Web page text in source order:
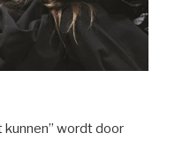
kunnen” wordt door